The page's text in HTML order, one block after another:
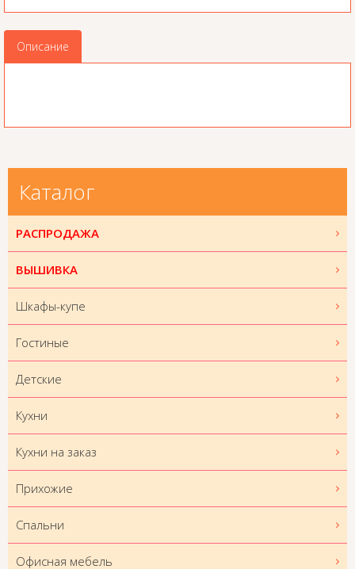
Описание
Каталог
РАСПРОДАЖА
ВЫШИВКА
Шкафы-купе
Гостиные
Детские
Кухни
Кухни на заказ
Прихожие
Спальни
Офисная мебель